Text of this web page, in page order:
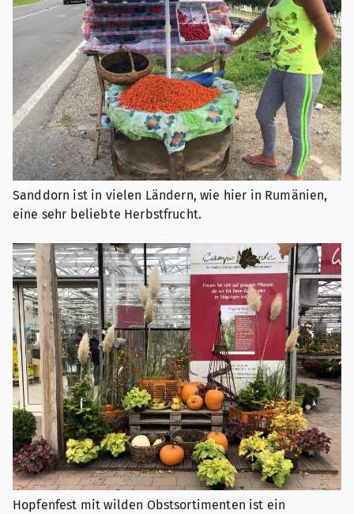
Sanddorn ist in vielen Ländern, wie hier in Rumänien,
eine sehr beliebte Herbstfrucht.
Hopfenfest mit wilden Obstsortimenten ist ein